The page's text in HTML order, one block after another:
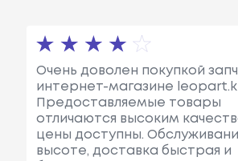
Очень доволен покупкой
интернет-магазине
Предоставляемые товары
отличаются высоким
цены доступны.
высоте, доставка быстрая и